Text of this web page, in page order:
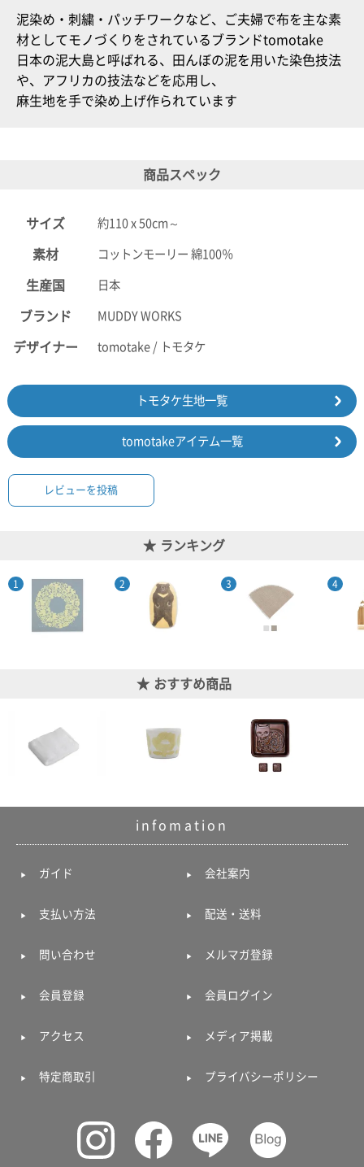
泥染め・刺繍・パッチワークなど、ご夫婦で布を主な素
材としてモノづくりをされているブランドtomotake
日本の泥大島と呼ばれる、田んぼの泥を用いた染色技法
や、アフリカの技法などを応用し、
麻生地を手で染め上げ作られています
商品スペック
サイズ 約110 x 50cm～
素材 コットンモーリー 綿100％
生産国 日本
ブランド MUDDY WORKS
デザイナー tomotake / トモタケ
トモタケ生地一覧
tomotakeアイテム一覧
レビューを投稿
ランキング
おすすめ商品
infomation
ガイド 会社案内
支払い方法 配送・送料
問い合わせ メルマガ登録
会員登録 会員ログイン
アクセス メディア掲載
特定商取引 プライバシーポリシー